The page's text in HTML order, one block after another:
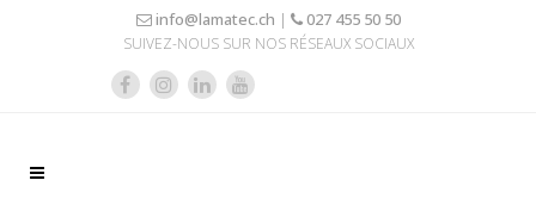
info@lamatec.ch | 027 455 50 50
SUIVEZ-NOUS SUR NOS RÉSEAUX SOCIAUX